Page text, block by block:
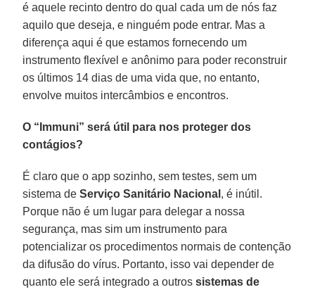
é aquele recinto dentro do qual cada um de nós faz
aquilo que deseja, e ninguém pode entrar. Mas a
diferença aqui é que estamos fornecendo um
instrumento flexível e anônimo para poder reconstruir
os últimos 14 dias de uma vida que, no entanto,
envolve muitos intercâmbios e encontros.
O “Immuni” será útil para nos proteger dos
contágios?
É claro que o app sozinho, sem testes, sem um
sistema deServiço Sanitário Nacional , é inútil.
Porque não é um lugar para delegar a nossa
segurança, mas sim um instrumento para
potencializar os procedimentos normais de contenção
da difusão do vírus. Portanto, isso vai depender de
quanto ele será integrado a outros sistemas de